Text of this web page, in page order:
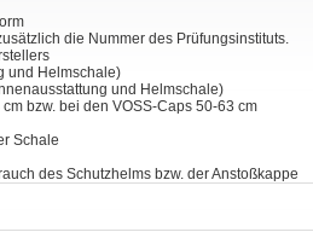
die Nummer des Prüfungsinstituts.
und Helmschale)
und Helmschale)
bzw. bei den VOSS-Caps 50-63 cm
Schale
des Schutzhelms bzw. der Anstoßkappe